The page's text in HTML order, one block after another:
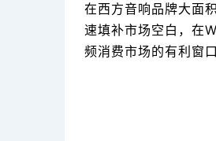
在西方音响品牌大面
速填补市场空白，在
频消费市场的有利窗口